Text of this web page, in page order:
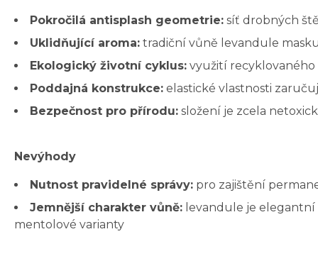
Pokročilá antisplash geometrie: síť drobných
Uklidňující aroma: tradiční vůně levandule
Ekologický životní cyklus: využití
Poddajná konstrukce: elastické vlastnosti
Bezpečnost pro přírodu: složení je zcela
Nevýhody
Nutnost pravidelné správy: pro zajištění
Jemnější charakter vůně: levandule je
mentolové varianty